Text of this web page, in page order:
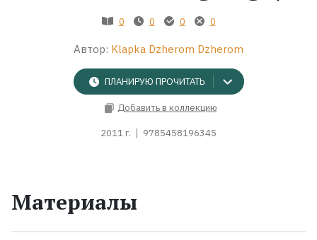
0 0 0 0
Автор: Klapka Dzherom Dzherom
ПЛАНИРУЮ ПРОЧИТАТЬ
Добавить в коллекцию
2011 г. 9785458196345
Материалы